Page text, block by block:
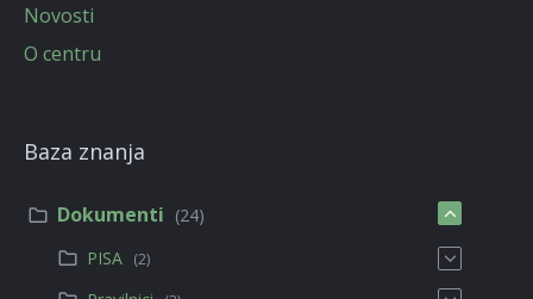
Novosti
O centru
Baza znanja
Dokumenti (24)
PISA (2)